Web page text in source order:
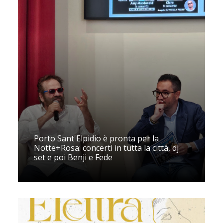
Porto Sant'Elpidio è pronta per la
Notte+Rosa: concerti in tutta la città, dj
set e poi Benji e Fede